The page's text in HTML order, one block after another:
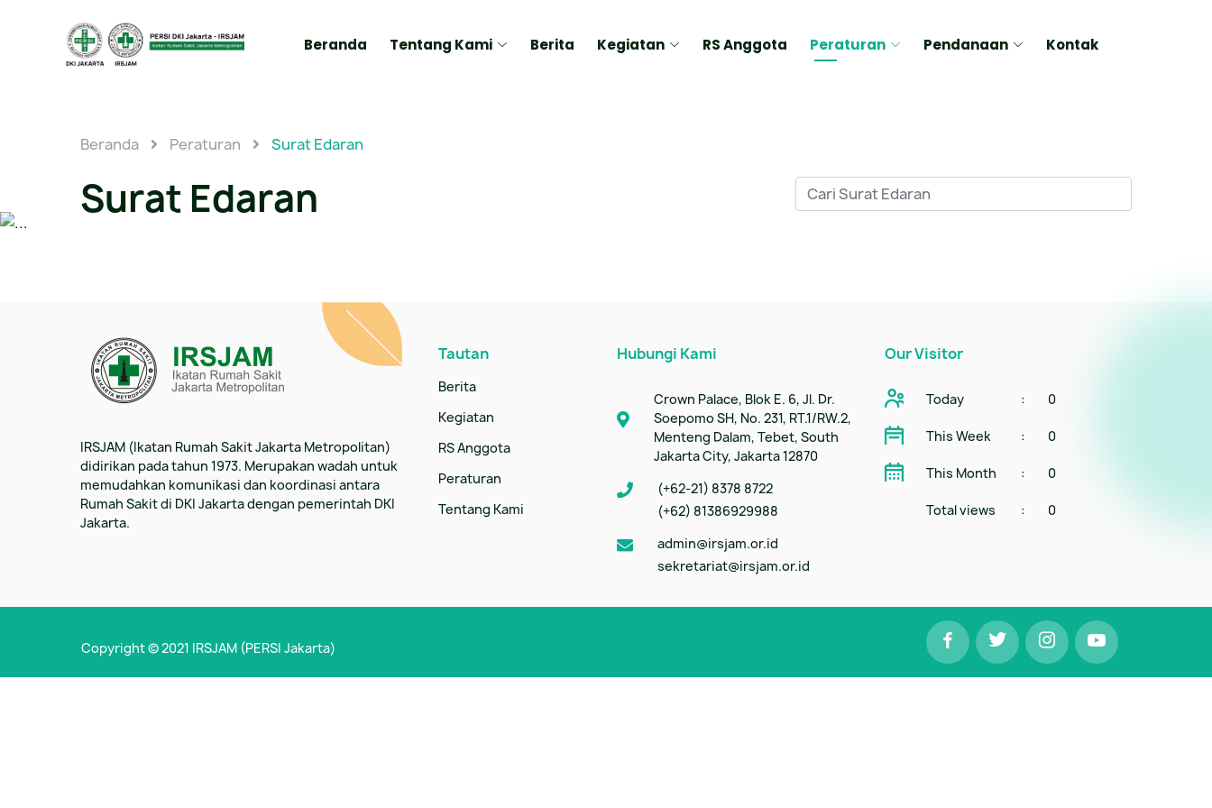
Beranda Tentang Kami Berita Kegiatan RS Anggota Peraturan Pendanaan Kontak
Beranda Peraturan Surat Edaran
Surat Edaran
IRSJAM (Ikatan Rumah Sakit Jakarta Metropolitan)
didirikan pada tahun 1973. Merupakan wadah untuk
memudahkan komunikasi dan koordinasi antara
Rumah Sakit di DKI Jakarta dengan pemerintah DKI
Jakarta.
Tautan
Berita
Kegiatan
RS Anggota
Peraturan
Tentang Kami
Hubungi Kami
Crown Palace, Blok E. 6, Jl. Dr.
Soepomo SH, No. 231, RT.1/RW.2,
Menteng Dalam, Tebet, South
Jakarta City, Jakarta 12870
(+62-21) 8378 8722
(+62) 81386929988
admin@irsjam.or.id
sekretariat@irsjam.or.id
Our Visitor
Today : 0
This Week : 0
This Month : 0
Total views : 0
Copyright © 2021 IRSJAM (PERSI Jakarta)